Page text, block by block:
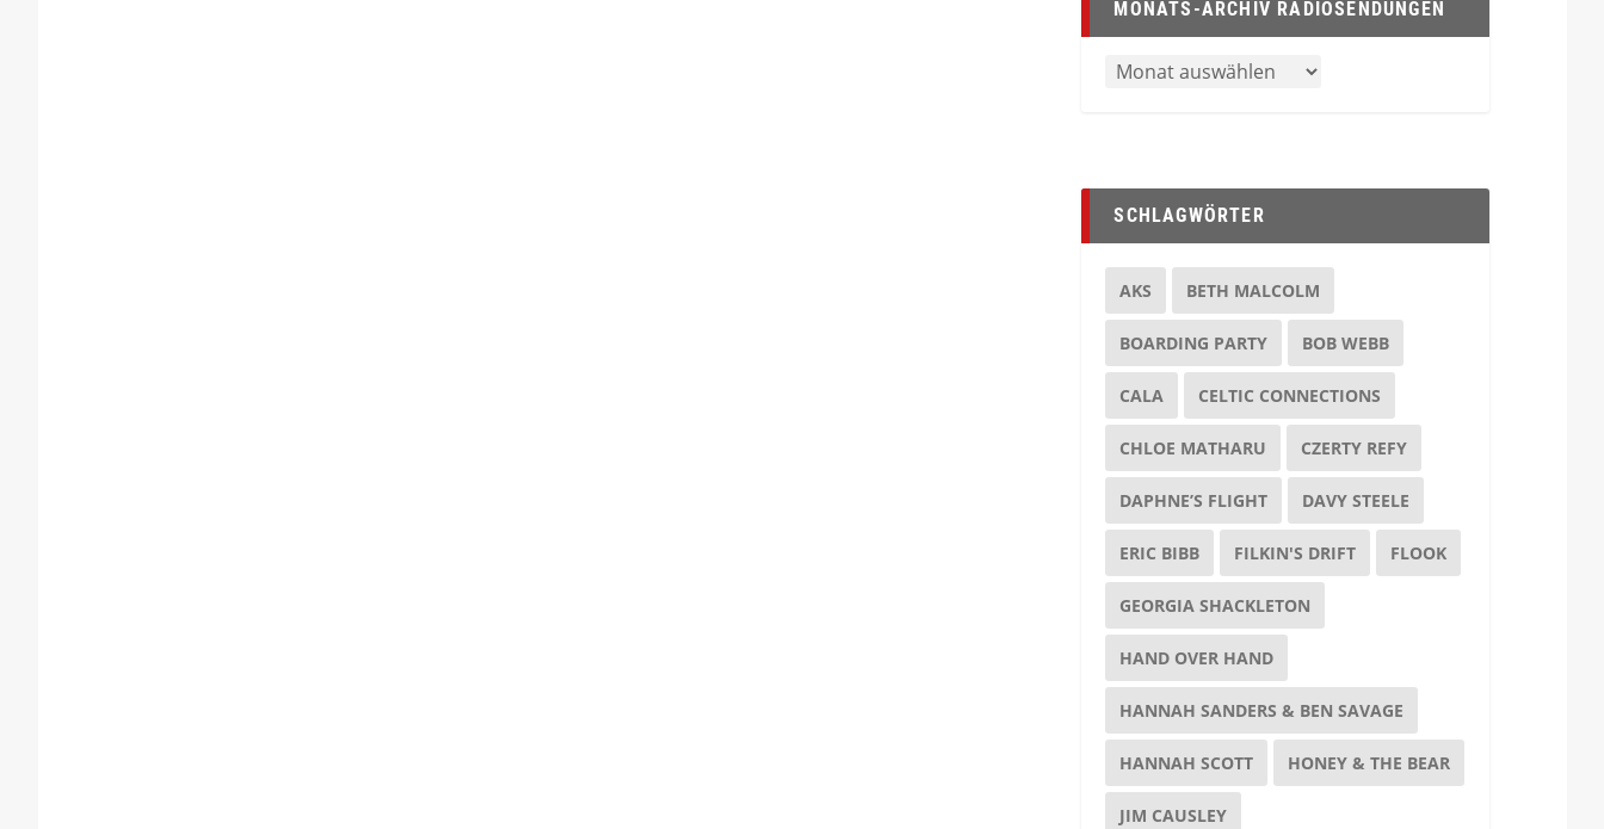
MONATS-ARCHIV RADIOSENDUNGEN
SCHLAGWÖRTER
AKS BETH MALCOLM
BOARDING PARTY BOB WEBB
CALA CELTIC CONNECTIONS
CHLOE MATHARU CZERTY REFY
DAPHNE’S FLIGHT DAVY STEELE
ERIC BIBB FILKIN'S DRIFT FLOOK
GEORGIA SHACKLETON
HAND OVER HAND
HANNAH SANDERS & BEN SAVAGE
HANNAH SCOTT HONEY & THE BEAR
JIM CAUSLEY